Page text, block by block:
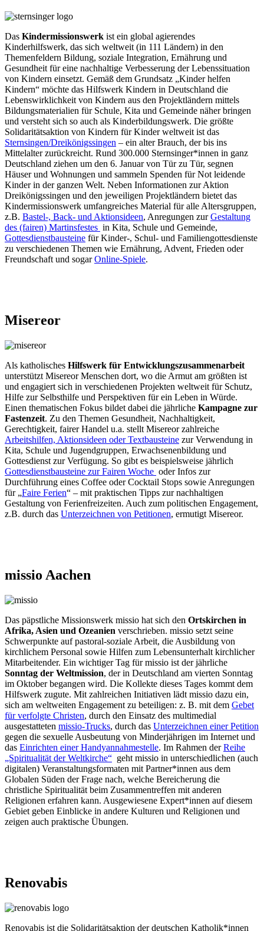
Das Kindermissionswerk ist ein global agierendes
Kinderhilfswerk, das sich weltweit (in 111 Ländern) in den
Themenfeldern Bildung, soziale Integration, Ernährung und
Gesundheit für eine nachhaltige Verbesserung der Lebenssituation
von Kindern einsetzt. Gemäß dem Grundsatz „Kinder helfen
Kindern“ möchte das Hilfswerk Kindern in Deutschland die
Lebenswirklichkeit von Kindern aus den Projektländern mittels
Bildungsmaterialien für Schule, Kita und Gemeinde näher bringen
und versteht sich so auch als Kinderbildungswerk. Die größte
Solidaritätsaktion von Kindern für Kinder weltweit ist das
Sternsingen/Dreikönigssingen – ein alter Brauch, der bis ins
Mittelalter zurückreicht. Rund 300.000 Sternsinger*innen in ganz
Deutschland ziehen um den 6. Januar von Tür zu Tür, segnen
Häuser und Wohnungen und sammeln Spenden für Not leidende
Kinder in der ganzen Welt. Neben Informationen zur Aktion
Dreikönigssingen und den jeweiligen Projektländern bietet das
Kindermissionswerk umfangreiches Material für alle Altersgruppen,
z.B. Bastel-, Back- und Aktionsideen, Anregungen zurGestaltung
des (fairen) Martinsfestes in Kita, Schule und Gemeinde,
Gottesdienstbausteine für Kinder-, Schul- und Familiengottesdienste
zu verschiedenen Themen wie Ernährung, Advent, Frieden oder
Freundschaft und sogarOnline-Spiele.
Misereor
Als katholisches Hilfswerk für Entwicklungszusammenarbeit
unterstützt Misereor Menschen dort, wo die Armut am größten ist
und engagiert sich in verschiedenen Projekten weltweit für Schutz,
Hilfe zur Selbsthilfe und Perspektiven für ein Leben in Würde.
Einen thematischen Fokus bildet dabei die jährliche Kampagne zur
Fastenzeit. Zu den Themen Gesundheit, Nachhaltigkeit,
Gerechtigkeit, fairer Handel u.a. stellt Misereor zahlreiche
Arbeitshilfen, Aktionsideen oder Textbausteine zur Verwendung in
Kita, Schule und Jugendgruppen, Erwachsenenbildung und
Gottesdienst zur Verfügung. So gibt es beispielsweise jährlich
Gottesdienstbausteine zur Fairen Woche oder Infos zur
Durchführung eines Coffee oder Cocktail Stops sowie Anregungen
für „Faire Ferien“ – mit praktischen Tipps zur nachhaltigen
Gestaltung von Ferienfreizeiten. Auch zum politischen Engagement,
z.B. durch das Unterzeichnen von Petitionen, ermutigt Misereor.
missio Aachen
Das päpstliche Missionswerk missio hat sich den Ortskirchen in
Afrika, Asien und Ozeanien verschrieben. missio setzt seine
Schwerpunkte auf pastoral-soziale Arbeit, die Ausbildung von
kirchlichem Personal sowie Hilfen zum Lebensunterhalt kirchlicher
Mitarbeitender. Ein wichtiger Tag für missio ist der jährliche
Sonntag der Weltmission, der in Deutschland am vierten Sonntag
im Oktober begangen wird. Die Kollekte dieses Tages kommt dem
Hilfswerk zugute. Mit zahlreichen Initiativen lädt missio dazu ein,
sich am weltweiten Engagement zu beteiligen: z. B. mit dem Gebet
für verfolgte Christen, durch den Einsatz des multimedial
ausgestatteten missio-Trucks, durch das Unterzeichnen einer Petition
gegen die sexuelle Ausbeutung von Minderjährigen im Internet und
das Einrichten einer Handyannahmestelle. Im Rahmen derReihe
„Spiritualität der Weltkirche“ geht missio in unterschiedlichen (auch
digitalen) Veranstaltungsformaten mit Partner*innen aus dem
Globalen Süden der Frage nach, welche Bereicherung die
christliche Spiritualität beim Zusammentreffen mit anderen
Religionen erfahren kann. Ausgewiesene Expert*innen auf diesem
Gebiet geben Einblicke in andere Kulturen und Religionen und
zeigen auch praktische Übungen.
Renovabis
Renovabis ist die Solidaritätsaktion der deutschen Katholik*innen